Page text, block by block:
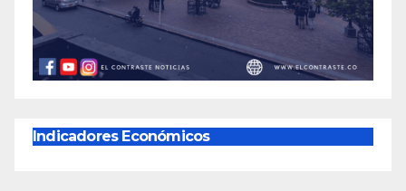
Indicadores Económicos